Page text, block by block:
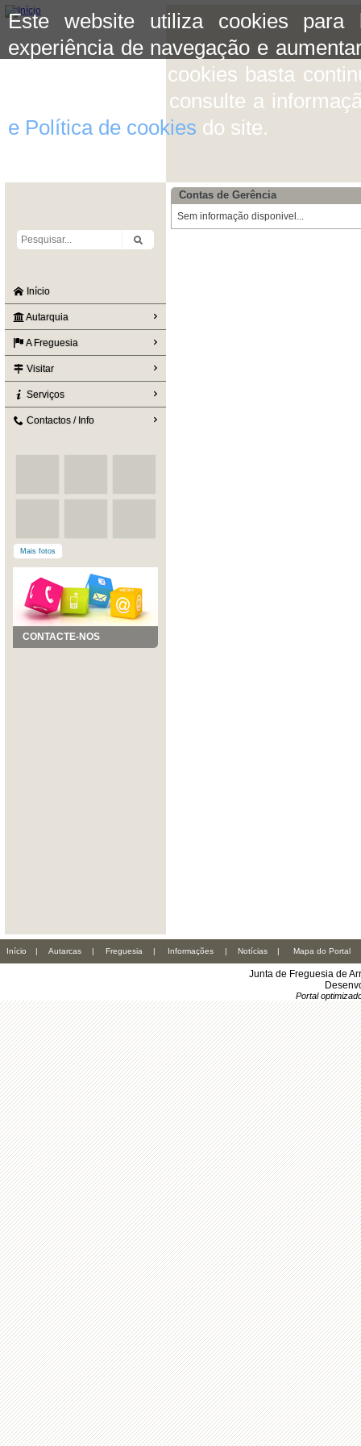
Este website utiliza cookies para
experiência de navegação e
aceitar o uso de cookies basta
mais informação consulte a
e Política de cookies do site.
Início
Autarquia
A Freguesia
Visitar
Serviços
Contactos / Info
Mais fotos
CONTACTE-NOS
Contas de Gerência
Sem informação disponivel...
Início | Autarcas | Freguesia | Informações | Notícias | Mapa do Portal
Junta de Freguesia de
Portal